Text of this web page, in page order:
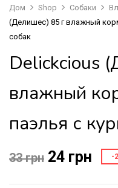
Дом Shop Собаки
(Делишес) 85 г влажный
собак
Delickcious
влажный
паэлья с
33грн 24 грн -